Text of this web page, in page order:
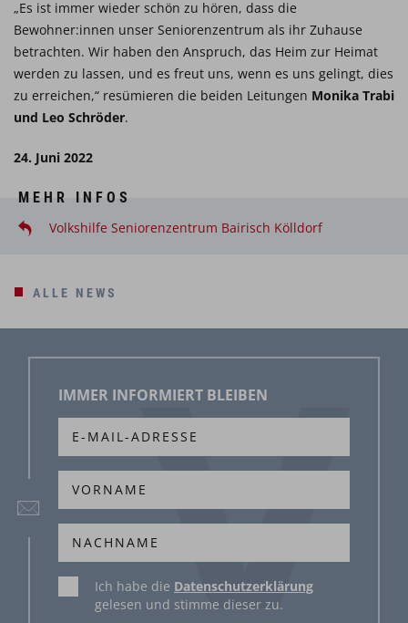
„Es ist immer wieder schön zu hören, dass die
Bewohner:innen unser Seniorenzentrum als ihr Zuhause
betrachten. Wir haben den Anspruch, das Heim zur Heimat
werden zu lassen, und es freut uns, wenn es uns gelingt, dies
zu erreichen,“ resümieren die beiden Leitungen Monika Trabi
und Leo Schröder.
24. Juni 2022
MEHR INFOS
Volkshilfe Seniorenzentrum Bairisch Kölldorf
ALLE NEWS
IMMER INFORMIERT BLEIBEN
Ich habe die Datenschutzerklärung
gelesen und stimme dieser zu.